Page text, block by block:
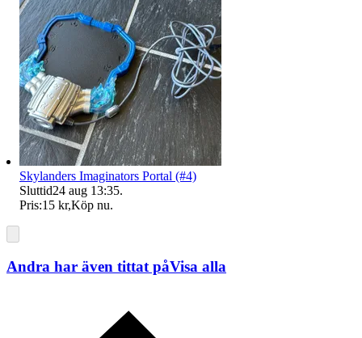
Skylanders Imaginators Portal (#4)
Sluttid24 aug 13:35.
Pris:15 kr,Köp nu.
Andra har även tittat påVisa alla